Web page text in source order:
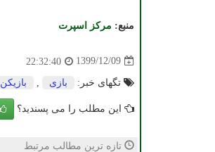
منبع: مركز اسپرت
1399/12/09
22:32:40
تگهای خبر: بازی بازیكن
این مطلب را می پسندید؟
تازه ترین مطالب مرتبط